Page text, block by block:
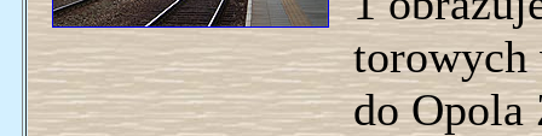
torowych
do Opola